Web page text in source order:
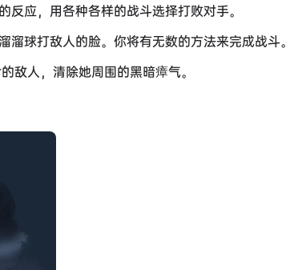
应，用各种各样的战斗选择打败对手。
球打敌人的脸。你将有无数的方法来完成战斗。
敌人，清除她周围的黑暗瘴气。